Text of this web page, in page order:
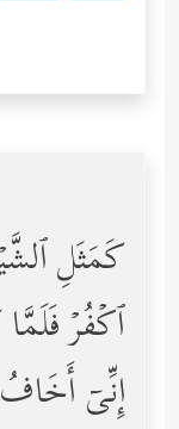
كَمَثَلِ
ٱكۡفُرۡ
إِنِّیۤ أَخَافُ